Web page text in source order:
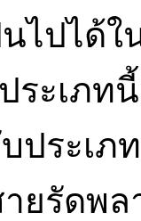
ไปได้
ระเภ
ประเ
ยรัดพ